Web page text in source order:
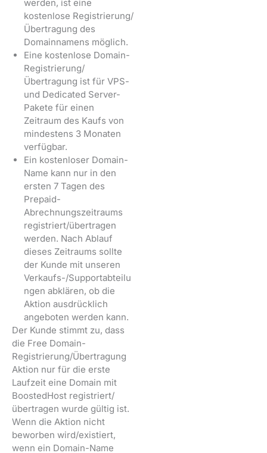
werden, ist eine
kostenlose Registrierung/
Übertragung des
Domainnamens möglich.
Eine kostenlose Domain-
Registrierung/
Übertragung ist für VPS-
und Dedicated Server-
Pakete für einen
Zeitraum des Kaufs von
mindestens 3 Monaten
verfügbar.
Ein kostenloser Domain-
Name kann nur in den
ersten 7 Tagen des
Prepaid-
Abrechnungszeitraums
registriert/übertragen
werden. Nach Ablauf
dieses Zeitraums sollte
der Kunde mit unseren
Verkaufs-/Supportabteilu
ngen abklären, ob die
Aktion ausdrücklich
angeboten werden kann.
Der Kunde stimmt zu, dass
die Free Domain-
Registrierung/Übertragung
Aktion nur für die erste
Laufzeit eine Domain mit
BoostedHost registriert/
übertragen wurde gültig ist.
Wenn die Aktion nicht
beworben wird/existiert,
wenn ein Domain-Name